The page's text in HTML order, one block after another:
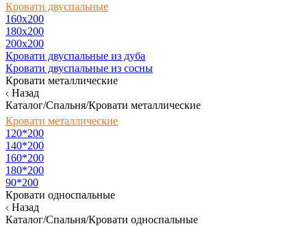
Кровати двуспальные
160х200
180x200
200x200
Кровати двуспальные из дуба
Кровати двуспальные из сосны
Кровати металлические
Назад
Каталог/Спальня/Кровати металлические
Кровати металлические
120*200
140*200
160*200
180*200
90*200
Кровати односпальные
Назад
Каталог/Спальня/Кровати односпальные